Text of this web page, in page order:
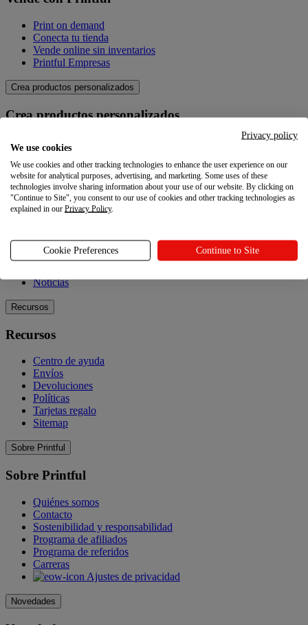
Print on demand
Conecta tu tienda
Vende online sin inventarios
Printful Empresas
Crea productos personalizados
Crea productos personalizados
Catálogo de productos
Crea tus propios productos
Calidad
Creador de diseños
Explora
Blog
Noticias
Recursos
Recursos
Centro de ayuda
Envíos
Devoluciones
Políticas
Tarjetas regalo
Sitemap
Sobre Printful
Sobre Printful
Quiénes somos
Contacto
Sostenibilidad y responsabilidad
Programa de afiliados
Programa de referidos
Carreras
Ajustes de privacidad
Novedades
Privacy policy
We use cookies
We use cookies and other tracking technologies to enhance the user experience on our
website for analytical purposes, advertising, and marketing. Some uses of these
technologies involve sharing information about your use of our website. By clicking on
"Continue to Site", you consent to our use of cookies and other tracking technologies as
explained in our Privacy Policy.
Cookie Preferences Continue to Site